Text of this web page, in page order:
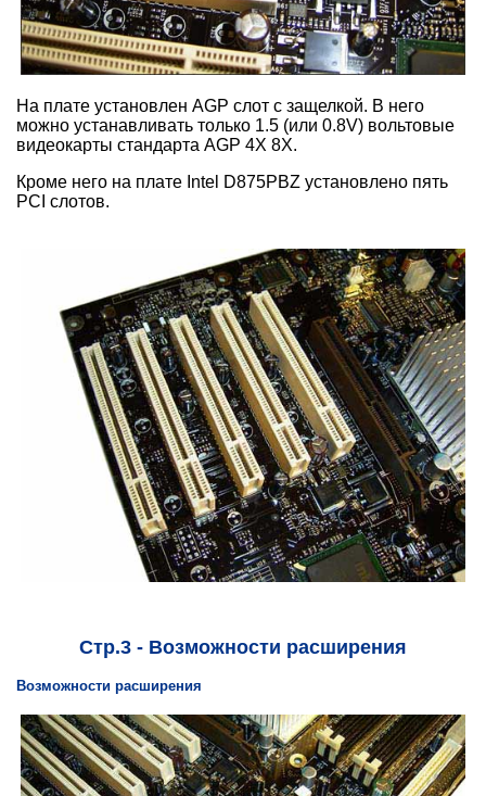
На плате установлен AGP слот с защелкой. В него
можно устанавливать только 1.5 (или 0.8V) вольтовые
видеокарты стандарта AGP 4X 8X.
Кроме него на плате Intel D875PBZ установлено пять
PCI слотов.
Стр.3 - Возможности расширения
Возможности расширения